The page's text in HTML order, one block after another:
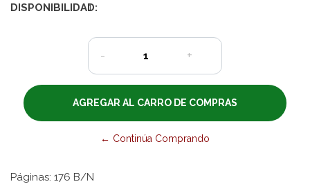
DISPONIBILIDAD:
1
- +
← Continúa Comprando
Páginas: 176 B/N